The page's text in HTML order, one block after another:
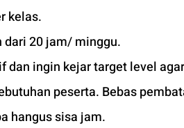
kelas.
20 jam/ minggu.
dan ingin kejar target level
peserta. Bebas
hangus sisa jam.